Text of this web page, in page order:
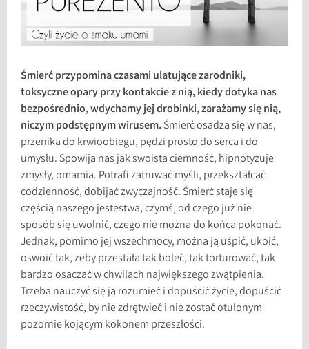
Śmierć przypomina czasami ulatujące zarodniki,
toksyczne opary przy kontakcie z nią, kiedy dotyka nas
bezpośrednio, wdychamy jej drobinki, zarażamy się nią,
niczym podstępnym wirusem.Śmierć osadza się w nas,
przenika do krwioobiegu, pędzi prosto do serca i do
umysłu. Spowija nas jak swoista ciemność, hipnotyzuje
zmysły, omamia. Potrafi zatruwać myśli, przekształcać
codzienność, dobijać zwyczajność. Śmierć staje się
częścią naszego jestestwa, czymś, od czego już nie
sposób się uwolnić, czego nie można do końca pokonać.
Jednak, pomimo jej wszechmocy, można ją uśpić, ukoić,
oswoić tak, żeby przestała tak boleć, tak torturować, tak
bardzo osaczać w chwilach największego zwątpienia.
Trzeba nauczyć się ją rozumieć i dopuścić życie, dopuścić
rzeczywistość, by nie zdrętwieć i nie zostać otulonym
pozornie kojącym kokonem przeszłości.